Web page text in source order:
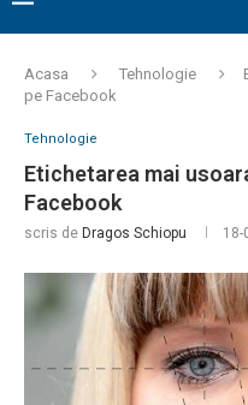
Acasa Tehnologie
pe Facebook
Tehnologie
Etichetarea mai
Facebook
scris de Dragos Schiopu 18-